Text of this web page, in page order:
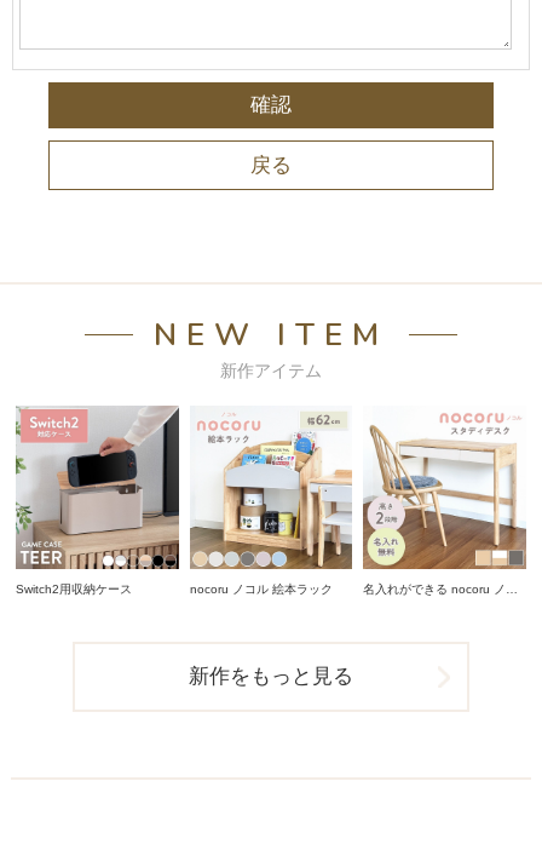
NEW ITEM
新作アイテム
Switch2用収納ケース nocoru ノコル 絵本ラック
名入れができる nocoru ノコ
新作をもっと見る